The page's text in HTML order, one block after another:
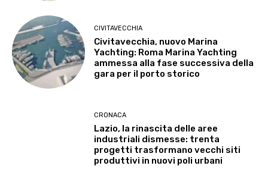
CIVITAVECCHIA
Civitavecchia, nuovo Marina
Yachting: Roma Marina Yachting
ammessa alla fase successiva della
gara per il porto storico
CRONACA
Lazio, la rinascita delle aree
industriali dismesse: trenta
progetti trasformano vecchi siti
produttivi in nuovi poli urbani